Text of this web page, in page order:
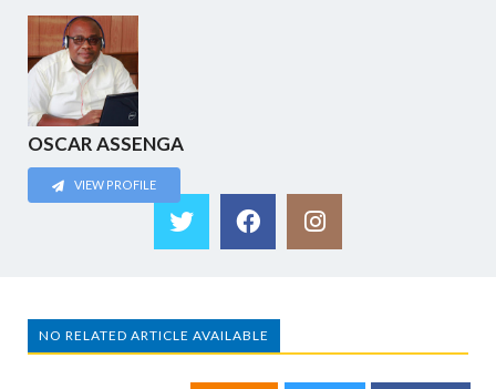
OSCAR ASSENGA
VIEW PROFILE
NO RELATED ARTICLE AVAILABLE